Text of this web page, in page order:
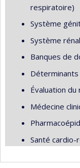
respiratoire)
Système
Système rénal
Banques de
Évaluation du
Médecine
Santé